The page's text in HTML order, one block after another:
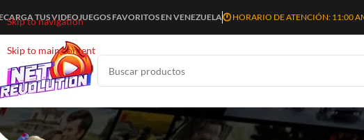
Skip to navigation
Skip to main content
TUS VIDEOJUEGOS FAVORITOS EN VENEZUELA🕛HORARIO DE ATENCIÓN: 11:00